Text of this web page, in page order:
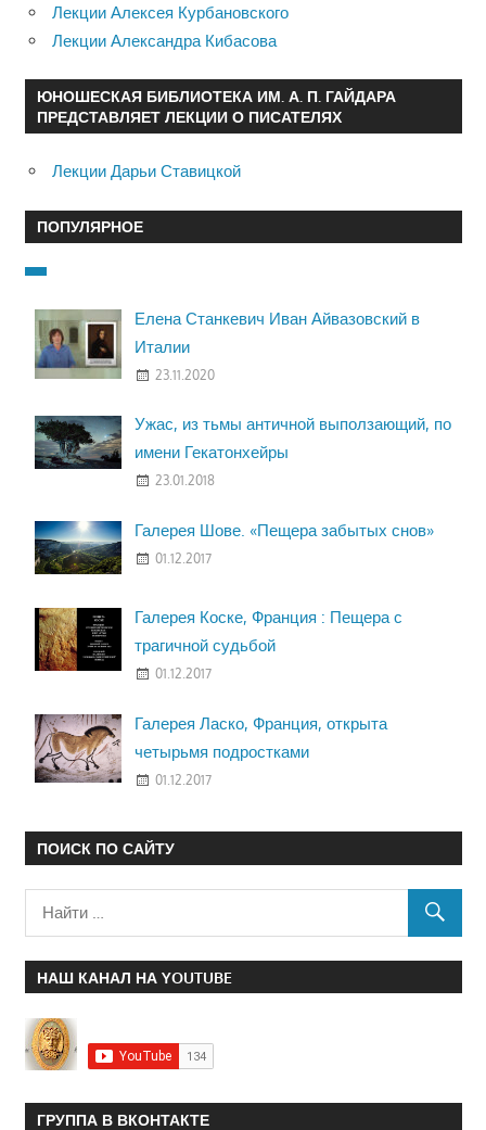
Лекции Алексея Курбановского
Лекции Александра Кибасова
ЮНОШЕСКАЯ БИБЛИОТЕКА ИМ. А. П. ГАЙДАРА
ПРЕДСТАВЛЯЕТ ЛЕКЦИИ О ПИСАТЕЛЯХ
Лекции Дарьи Ставицкой
ПОПУЛЯРНОЕ
Елена Станкевич Иван Айвазовский в
Италии
23.11.2020
Ужас, из тьмы античной выползающий, по
имени Гекатонхейры
23.01.2018
Галерея Шове. «Пещера забытых снов»
01.12.2017
Галерея Коске, Франция : Пещера с
трагичной судьбой
01.12.2017
Галерея Ласко, Франция, открыта
четырьмя подростками
01.12.2017
ПОИСК ПО САЙТУ
НАШ КАНАЛ НА YOUTUBE
ГРУППА В ВКОНТАКТЕ